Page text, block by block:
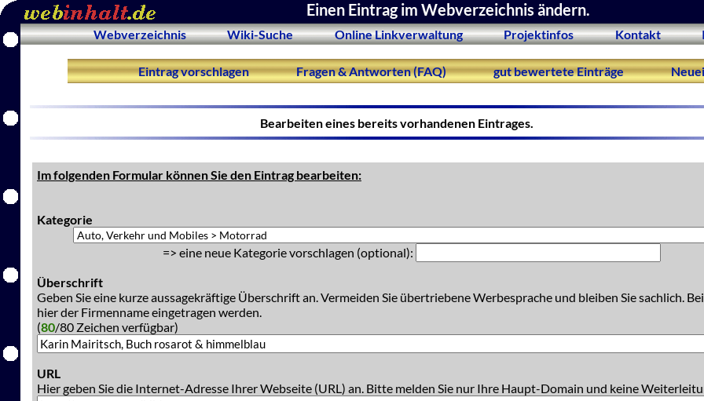
Einen Eintrag im Webverzeichnis ändern.
Webverzeichnis Wiki-Suche Online Linkverwaltung Projektinfos Kontakt
Eintrag vorschlagen Fragen & Antworten (FAQ) gut bewertete Einträge
Bearbeiten eines bereits vorhandenen Eintrages.
Im folgenden Formular können Sie den Eintrag bearbeiten:
Kategorie
=> eine neue Kategorie vorschlagen (optional):
Überschrift
Geben Sie eine kurze aussagekräftige Überschrift an. Vermeiden Sie übertriebene Werbesprache und bleiben Sie sachlich.
hier der Firmenname eingetragen werden.
(80/80 Zeichen verfügbar)
URL
Hier geben Sie die Internet-Adresse Ihrer Webseite (URL) an. Bitte melden Sie nur Ihre Haupt-Domain und keine